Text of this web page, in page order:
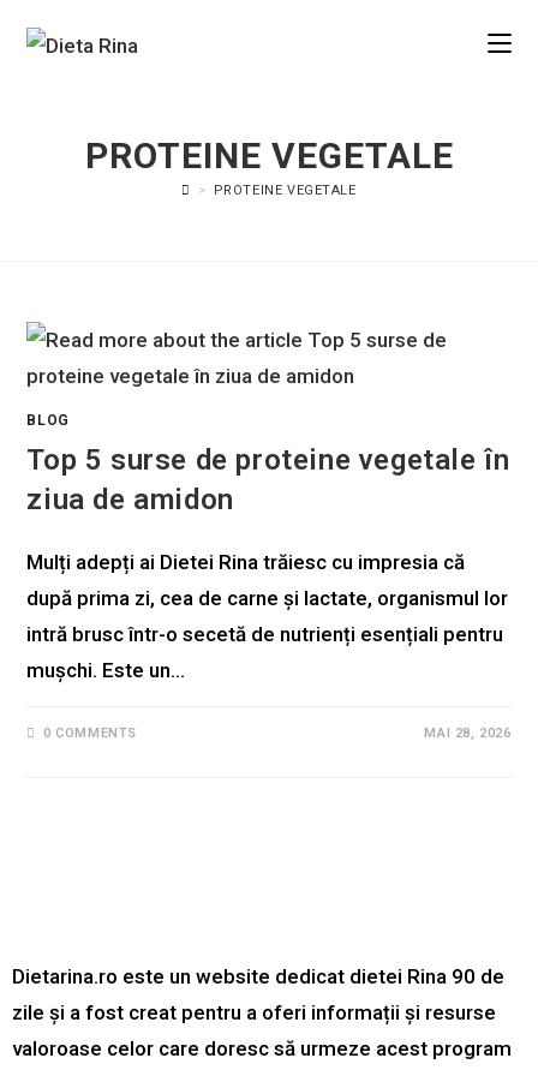
PROTEINE VEGETALE
> PROTEINE VEGETALE
BLOG
Top 5 surse de proteine vegetale în
ziua de amidon
Mulți adepți ai Dietei Rina trăiesc cu impresia că
după prima zi, cea de carne și lactate, organismul lor
intră brusc într-o secetă de nutrienți esențiali pentru
mușchi. Este un…
0 COMMENTS MAI 28, 2026
Dietarina.ro este un website dedicat dietei Rina 90 de
zile și a fost creat pentru a oferi informații și resurse
valoroase celor care doresc să urmeze acest program